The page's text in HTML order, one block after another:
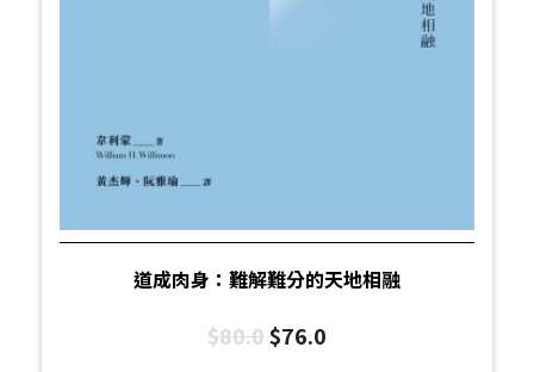
道成肉身：難解難分的天地相融
$80.0$76.0